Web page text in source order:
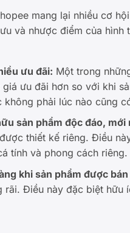
mang lại nhiều cơ
và nhược điểm của hình
ưu đãi: Một trong
ưu đãi hơn so với khi
không phải lúc nào cũng
sản phẩm độc đáo, mới
thiết kế riêng. Điều
tính và phong cách riêng.
khi sản phẩm được
rãi. Điều này đặc biệt hữu